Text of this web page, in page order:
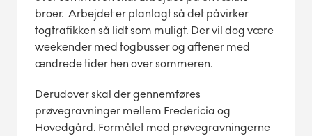
broer. Arbejdet er planlagt så det påvirker
togtrafikken så lidt som muligt. Der vil dog være
weekender med togbusser og aftener med
ændrede tider hen over sommeren.
Derudover skal der gennemføres
prøvegravninger mellem Fredericia og
Hovedgård. Formålet med prøvegravningerne